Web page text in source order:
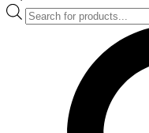
Products
search